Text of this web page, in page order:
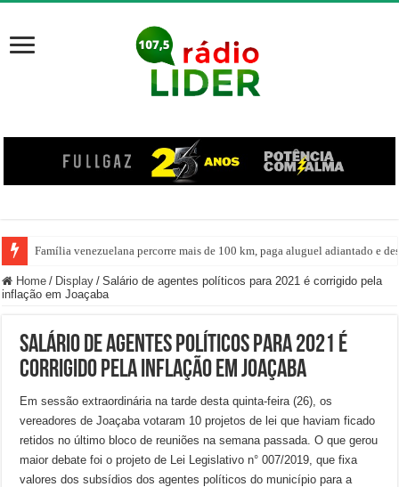
Família venezuelana percorre mais de 100 km, paga aluguel adiantado e
Centro de ciclone fica sobre o oceano e não atinge diretamente SC,
Home / Display / Salário de agentes políticos para 2021 é corrigido pela
inflação em Joaçaba
Salário de agentes políticos para 2021 é
corrigido pela inflação em Joaçaba
Em sessão extraordinária na tarde desta quinta-feira (26), os
vereadores de Joaçaba votaram 10 projetos de lei que haviam ficado
retidos no último bloco de reuniões na semana passada. O que gerou
maior debate foi o projeto de Lei Legislativo n° 007/2019, que fixa
valores dos subsídios dos agentes políticos do município para a